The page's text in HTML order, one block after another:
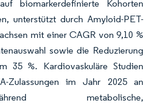
biomarkerdefinierte Kohorten
unterstützt durch Amyloid-PET-
mit einer CAGR von 9,10 %
sowie die Reduzierung
35 %. Kardiovaskuläre Studien
Zulassungen im Jahr 2025 an
metabolische,